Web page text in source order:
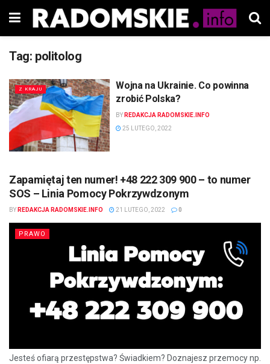
Tag: politolog
Z KRAJU
Wojna na Ukrainie. Co powinna
zrobić Polska?
BY REDAKCJA RADOMSKIE.INFO
25 LUTEGO, 2022
Zapamiętaj ten numer! +48 222 309 900 – to numer
SOS – Linia Pomocy Pokrzywdzonym
BY REDAKCJA RADOMSKIE.INFO 21 LUTEGO, 2022 0
PRAWO
Jesteś ofiarą przestępstwa? Świadkiem? Doznajesz przemocy np.